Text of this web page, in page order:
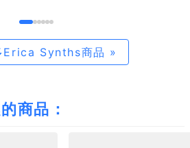
Erica Synths商品 »
商品：